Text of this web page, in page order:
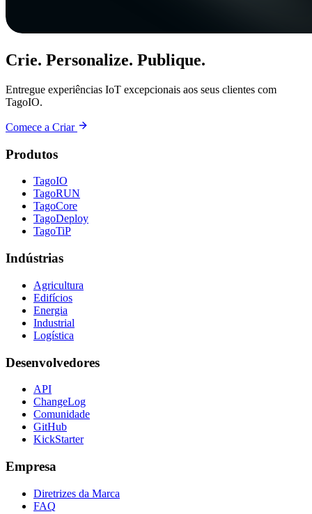
Crie. Personalize. Publique.
Entregue experiências IoT excepcionais aos seus clientes com
TagoIO.
Comece a Criar
Produtos
TagoIO
TagoRUN
TagoCore
TagoDeploy
TagoTiP
Indústrias
Agricultura
Edifícios
Energia
Industrial
Logística
Desenvolvedores
API
ChangeLog
Comunidade
GitHub
KickStarter
Empresa
Diretrizes da Marca
FAQ